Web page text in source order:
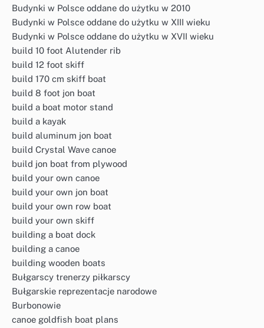
Budynki w Polsce oddane do użytku w 2010
Budynki w Polsce oddane do użytku w XIII wieku
Budynki w Polsce oddane do użytku w XVII wieku
build 10 foot Alutender rib
build 12 foot skiff
build 170 cm skiff boat
build 8 foot jon boat
build a boat motor stand
build a kayak
build aluminum jon boat
build Crystal Wave canoe
build jon boat from plywood
build your own canoe
build your own jon boat
build your own row boat
build your own skiff
building a boat dock
building a canoe
building wooden boats
Bułgarscy trenerzy piłkarscy
Bułgarskie reprezentacje narodowe
Burbonowie
canoe goldfish boat plans